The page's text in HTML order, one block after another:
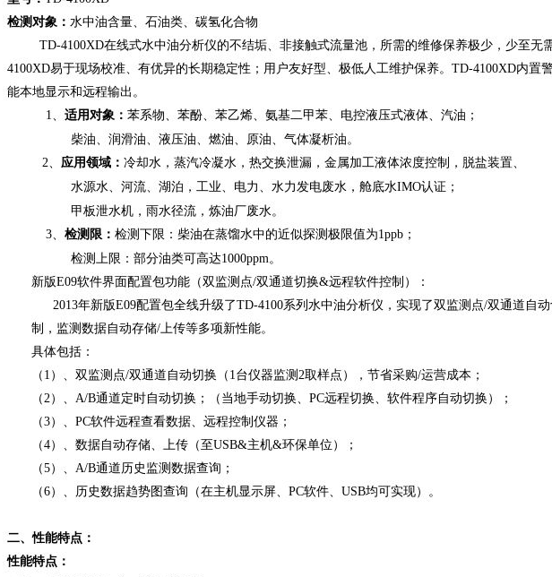
检测对象： 水中油含量、石油类、碳氢化合物
TD-4100XD在线式水中油分析仪的不结垢、非接触式流量池，所需的维修保养极少，少至无
4100XD易于现场校准、有优异的长期稳定性；用户友好型、极低人工维护保养。TD-4100XD内置
能本地显示和远程输出。
1、适用对象：苯系物、苯酚、苯乙烯、氨基二甲苯、电控液压式液体、汽油；
柴油、润滑油、液压油、燃油、原油、气体凝析油。
2、应用领域：冷却水，蒸汽冷凝水，热交换泄漏，金属加工液体浓度控制，脱盐装置、
水源水、河流、湖泊，工业、电力、水力发电废水，舱底水IMO认证；
甲板泄水机，雨水径流，炼油厂废水。
3、检测限：检测下限：柴油在蒸馏水中的近似探测极限值为1ppb；
检测上限：部分油类可高达1000ppm。
新版E09软件界面配置包功能（双监测点/双通道切换&远程软件控制）：
2013年新版E09配置包全线升级了TD-4100系列水中油分析仪，实现了双监测点/双通道自
制，监测数据自动存储/上传等多项新性能。
具体包括：
（1）、双监测点/双通道自动切换（1台仪器监测2取样点），节省采购/运营成本；
（2）、A/B通道定时自动切换；（当地手动切换、PC远程切换、软件程序自动切换）；
（3）、PC软件远程查看数据、远程控制仪器；
（4）、数据自动存储、上传（至USB&主机&环保单位）；
（5）、A/B通道历史监测数据查询；
（6）、历史数据趋势图查询（在主机显示屏、PC软件、USB均可实现）。
二、性能特点：
性能特点：